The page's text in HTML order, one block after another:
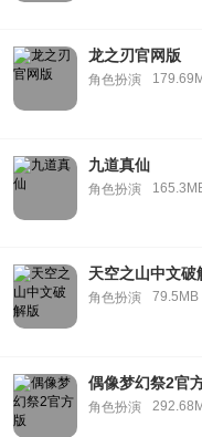
龙之刃官网版
角色扮演
九道真仙
角色扮演
天空之山中文破
角色扮演 79.5MB
偶像梦幻祭2官
角色扮演